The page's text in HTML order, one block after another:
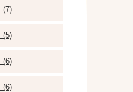
(7)
(5)
(6)
(6)